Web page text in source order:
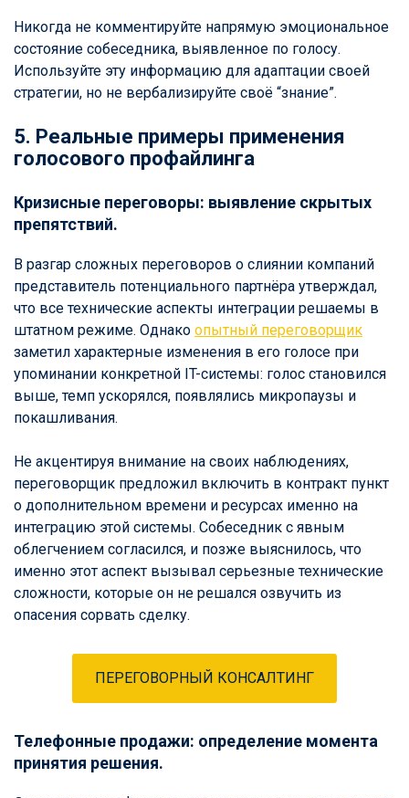
Никогда не комментируйте напрямую эмоциональное
состояние собеседника, выявленное по голосу.
Используйте эту информацию для адаптации своей
стратегии, но не вербализируйте своё “знание”.
5. Реальные примеры применения
голосового профайлинга
Кризисные переговоры: выявление скрытых
препятствий.
В разгар сложных переговоров о слиянии компаний
представитель потенциального партнёра утверждал,
что все технические аспекты интеграции решаемы в
штатном режиме. Однако опытный переговорщик
заметил характерные изменения в его голосе при
упоминании конкретной IT-системы: голос становился
выше, темп ускорялся, появлялись микропаузы и
покашливания.
Не акцентируя внимание на своих наблюдениях,
переговорщик предложил включить в контракт пункт
о дополнительном времени и ресурсах именно на
интеграцию этой системы. Собеседник с явным
облегчением согласился, и позже выяснилось, что
именно этот аспект вызывал серьезные технические
сложности, которые он не решался озвучить из
опасения сорвать сделку.
ПЕРЕГОВОРНЫЙ КОНСАЛТИНГ
Телефонные продажи: определение момента
принятия решения.